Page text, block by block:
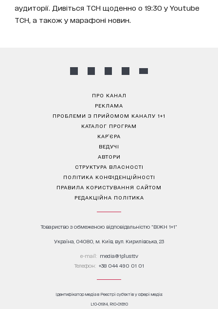
аудиторії. Дивіться ТСН щоденно о 19:30 у Youtube
ТСН, а також у марафоні новин.
ПРО КАНАЛ
РЕКЛАМА
ПРОБЛЕМИ З ПРИЙОМОМ КАНАЛУ 1+1
КАТАЛОГ ПРОГРАМ
КАР’ЄРА
ВЕДУЧІ
АВТОРИ
СТРУКТУРА ВЛАСНОСТІ
ПОЛІТИКА КОНФІДЕНЦІЙНОСТІ
ПРАВИЛА КОРИСТУВАННЯ САЙТОМ
РЕДАКЦІЙНА ПОЛІТИКА
Товариство з обмеженою відповідальністю "ВІЖН 1+1"
Україна, 04080, м. Київ, вул. Кирилівська, 23
е-mail: media@1plus1.tv
Телефон: +38 044 490 01 01
Ідентифікатор медіа в Реєстрі суб’єктів у сфері медіа:
L10-01914, R10-01810